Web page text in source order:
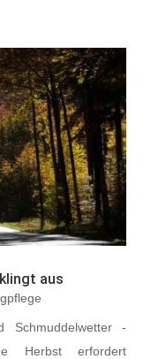
aus
Schmuddelwetter -
Herbst erfordert